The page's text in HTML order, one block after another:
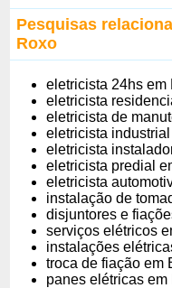
Pesquisas
Roxo
eletricista 24hs em
eletricista
eletricista de
eletricista
eletricista
eletricista predial
eletricista
instalação de
disjuntores e
serviços elétricos
instalações
troca de fiação em
panes elétricas